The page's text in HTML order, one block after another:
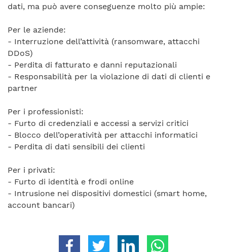
dati, ma può avere conseguenze molto più ampie:
Per le aziende:
- Interruzione dell’attività (ransomware, attacchi
DDoS)
- Perdita di fatturato e danni reputazionali
- Responsabilità per la violazione di dati di clienti e
partner
Per i professionisti:
- Furto di credenziali e accessi a servizi critici
- Blocco dell’operatività per attacchi informatici
- Perdita di dati sensibili dei clienti
Per i privati:
- Furto di identità e frodi online
- Intrusione nei dispositivi domestici (smart home,
account bancari)
Condividi su Facebook
Condividi su Twitter
Condividi su Linkedin